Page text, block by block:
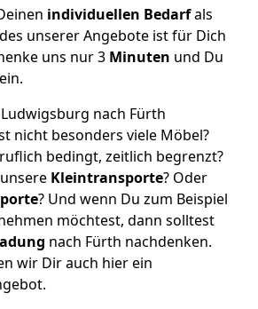
individuellen Bedarfals
unserer Angebote ist für Dich
uns nur 3 Minuten und Du
nach Fürth
nicht besonders viele Möbel?
bedingt, zeitlich begrenzt?
Kleintransporte? Oder
? Und wenn Du zum Beispiel
möchtest, dann solltest
nach Fürth nachdenken.
wir Dir auch hier ein